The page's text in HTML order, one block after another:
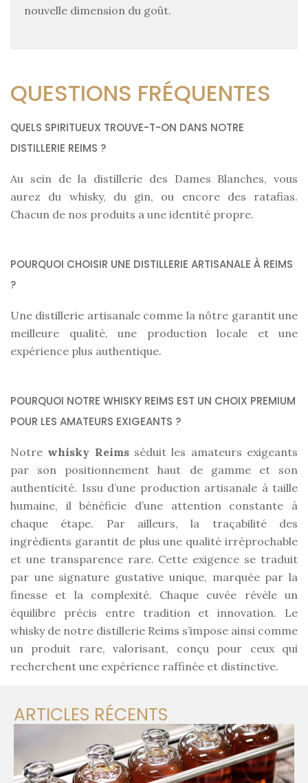
nouvelle dimension du goût.
QUESTIONS FRÉQUENTES
QUELS SPIRITUEUX TROUVE-T-ON DANS NOTRE
DISTILLERIE REIMS ?
Au sein de la distillerie des Dames Blanches, vous
aurez du whisky, du gin, ou encore des ratafias.
Chacun de nos produits a une identité propre.
POURQUOI CHOISIR UNE DISTILLERIE ARTISANALE À REIMS
?
Une distillerie artisanale comme la nôtre garantit une
meilleure qualité, une production locale et une
expérience plus authentique.
POURQUOI NOTRE WHISKY REIMS EST UN CHOIX PREMIUM
POUR LES AMATEURS EXIGEANTS ?
Notre whisky Reimsséduit les amateurs exigeants
par son positionnement haut de gamme et son
authenticité. Issu d’une production artisanale à taille
humaine, il bénéficie d’une attention constante à
chaque étape. Par ailleurs, la traçabilité des
ingrédients garantit de plus une qualité irréprochable
et une transparence rare. Cette exigence se traduit
par une signature gustative unique, marquée par la
finesse et la complexité. Chaque cuvée révèle un
équilibre précis entre tradition et innovation. Le
whisky de notre distillerie Reims s’impose ainsi comme
un produit rare, valorisant, conçu pour ceux qui
recherchent une expérience raffinée et distinctive.
ARTICLES RÉCENTS